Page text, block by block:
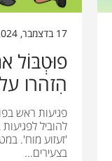
17 בדצמבר, 2024
פוּטְבּוֹל
הִזהרו
פגיעות ראש
להוביל
'זעזוע מוח'.
בצעירים...